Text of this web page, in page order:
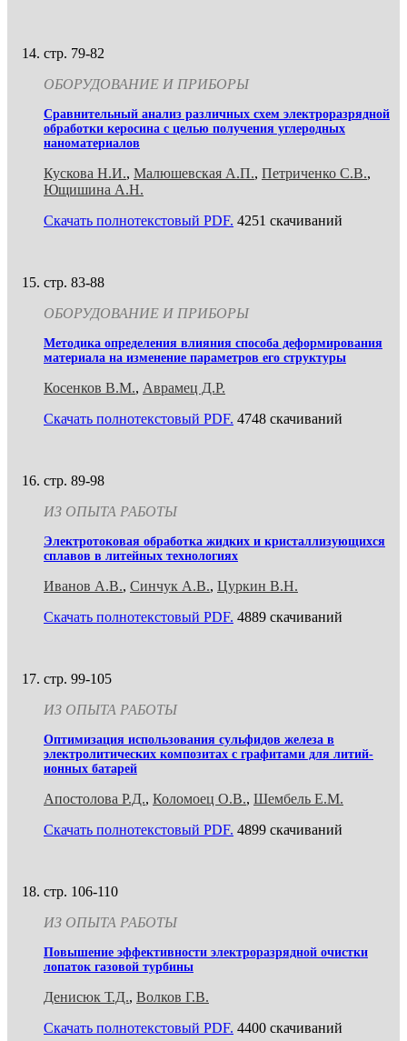
стр. 79-82
ОБОРУДОВАНИЕ И ПРИБОРЫ
Сравнительный анализ различных схем электроразрядной
обработки керосина с целью получения углеродных
наноматериалов
Кускова Н.И., Малюшевская А.П., Петриченко С.В.,
Ющишина А.Н.
Скачать полнотекстовый PDF. 4251 скачиваний
стр. 83-88
ОБОРУДОВАНИЕ И ПРИБОРЫ
Методика определения влияния способа деформирования
материала на изменение параметров его структуры
Косенков В.М., Аврамец Д.Р.
Скачать полнотекстовый PDF. 4748 скачиваний
стр. 89-98
ИЗ ОПЫТА РАБОТЫ
Электротоковая обработка жидких и кристаллизующихся
сплавов в литейных технологиях
Иванов А.В., Синчук А.В., Цуркин В.Н.
Скачать полнотекстовый PDF. 4889 скачиваний
стр. 99-105
ИЗ ОПЫТА РАБОТЫ
Оптимизация использования сульфидов железа в
электролитических композитах с графитами для литий-
ионных батарей
Апостолова Р.Д., Коломоец О.В., Шембель Е.М.
Скачать полнотекстовый PDF. 4899 скачиваний
стр. 106-110
ИЗ ОПЫТА РАБОТЫ
Повышение эффективности электроразрядной очистки
лопаток газовой турбины
Денисюк Т.Д., Волков Г.В.
Скачать полнотекстовый PDF. 4400 скачиваний